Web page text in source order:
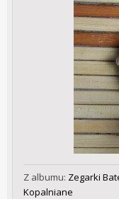
Z albumu: Zegarki
Kopalniane